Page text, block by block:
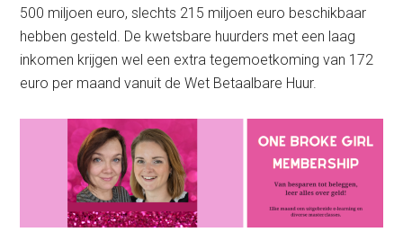
500 miljoen euro, slechts 215 miljoen euro beschikbaar
hebben gesteld. De kwetsbare huurders met een laag
inkomen krijgen wel een extra tegemoetkoming van 172
euro per maand vanuit de Wet Betaalbare Huur.